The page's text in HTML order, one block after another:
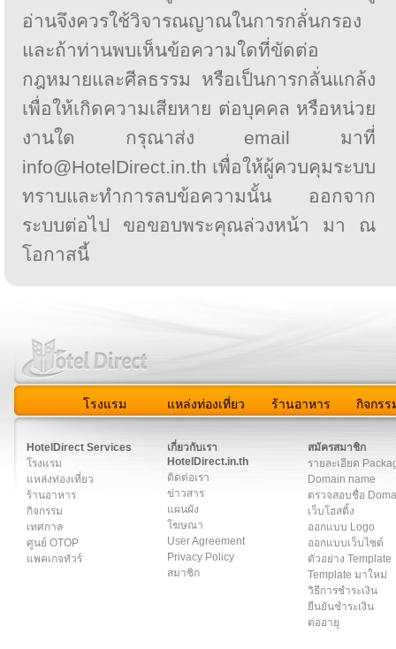
อ่านจึงควรใช้วิจารณญาณในการกลั่นกรอง
และถ้าท่านพบเห็นข้อความใดที่ขัดต่อ
กฎหมายและศีลธรรม หรือเป็นการกลั่นแกล้ง
เพื่อให้เกิดความเสียหาย ต่อบุคคล หรือหน่วย
งานใด กรุณาส่ง email มาที่
info@HotelDirect.in.th เพื่อให้ผู้ควบคุมระบบ
ทราบและทำการลบข้อความนั้น ออกจาก
ระบบต่อไป ขอขอบพระคุณล่วงหน้า มา ณ
โอกาสนี้
โรงแรม แหล่งท่องเที่ยว ร้านอาหาร กิจกรร
HotelDirect Services
โรงแรม
แหล่งท่องเที่ยว
ร้านอาหาร
กิจกรรม
เทศกาล
ศูนย์ OTOP
แพคเกจทัวร์
เกี่ยวกับเรา
HotelDirect.in.th
ติดต่อเรา
ข่าวสาร
แผนผัง
โฆษณา
User Agreement
Privacy Policy
สมาชิก
สมัครสมาชิก
รายละเอียด
Domain name
ตรวจสอบชื่อ
เว็บโฮสติ้ง
ออกแบบ Logo
ออกแบบเว็บไซต์
ตัวอย่าง Template
Template มาใหม่
วิธีการชำระเงิน
ยืนยันชำระเงิน
ต่ออายุ